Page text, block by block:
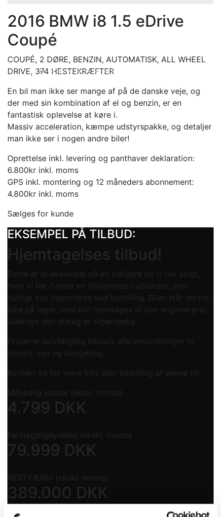
2016 BMW i8 1.5 eDrive
Coupé
COUPÉ, 2 DØRE, BENZIN, AUTOMATISK, ALL WHEEL
DRIVE, 374 HESTEKRÆFTER
En bil man ikke ser mange af på de danske veje, og
der med sin kombination af el og benzin, er en
fantastisk oplevelse at køre i.
Massiv acceleration, kæmpe udstyrspakke, og detaljer
man ikke ser i nogen andre biler!
Oprettelse inkl. levering og panthaver deklaration:
6.800kr inkl. moms
GPS inkl. montering og 12 måneders abonnement:
4.800kr inkl. moms
Sælges for kunde
EKSEMPEL PÅ TILBUD:
Hjemtagelses tilbud!
Dette er et eksempel på en tidligere bil vi har solgt,
hvor vi har fundet en tilsvarende i udlandet, som
hurtigt kan importeres ved bestilling. Bilen står derfor
ikke på lager, man kan hjemtages til den angivne pris,
sålænge den stadig er tilgængelig.
Prisen er selvfølgelig inklusiv alle omkostninger til
import, syn og klargøring.
Kontakt os for mere info eller bestilling af denne bil
Månedlig ydelse (ekskl. moms)
4.799 DKK
Førstegangsydelse (ekskl. moms)
79.999 DKK
RESTVÆRDI (ekskl. moms)
389.000 DKK